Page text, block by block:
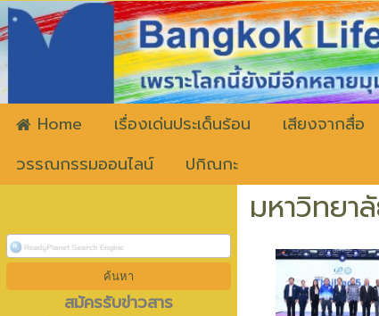
Home เรื่องเด่นประเด็นร้อน เสียงจากสื่อ
วรรณกรรมออนไลน์
ปกิณกะ
สมัครรับข่าวสาร
มหาวิทยา